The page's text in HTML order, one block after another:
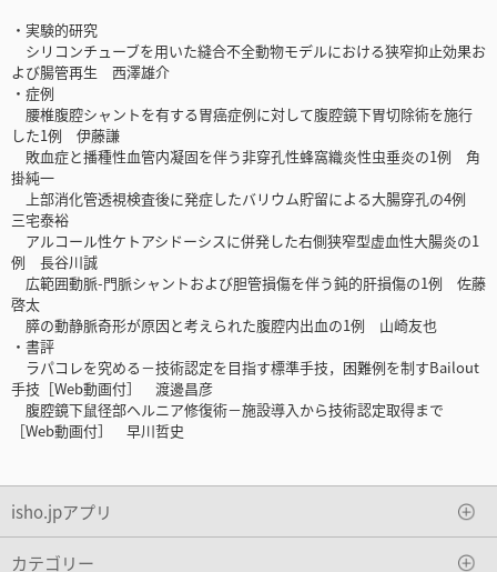
・実験的研究
シリコンチューブを用いた縫合不全動物モデルにおける狭窄抑止効果お
よび腸管再生 西澤雄介
・症例
腰椎腹腔シャントを有する胃癌症例に対して腹腔鏡下胃切除術を施行
した1例 伊藤謙
敗血症と播種性血管内凝固を伴う非穿孔性蜂窩織炎性虫垂炎の1例 角
掛純一
上部消化管透視検査後に発症したバリウム貯留による大腸穿孔の4例
三宅泰裕
アルコール性ケトアシドーシスに併発した右側狭窄型虚血性大腸炎の1
例 長谷川誠
広範囲動脈-門脈シャントおよび胆管損傷を伴う鈍的肝損傷の1例 佐藤
啓太
膵の動静脈奇形が原因と考えられた腹腔内出血の1例 山崎友也
・書評
ラパコレを究める－技術認定を目指す標準手技，困難例を制すBailout
手技［Web動画付］ 渡邊昌彦
腹腔鏡下鼠径部ヘルニア修復術－施設導入から技術認定取得まで
［Web動画付］ 早川哲史
isho.jpアプリ
カテゴリー